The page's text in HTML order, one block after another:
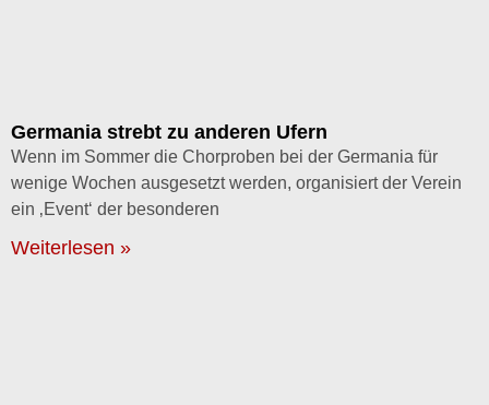
Germania strebt zu anderen Ufern
Wenn im Sommer die Chorproben bei der Germania für
wenige Wochen ausgesetzt werden, organisiert der Verein
ein ‚Event‘ der besonderen
Weiterlesen »